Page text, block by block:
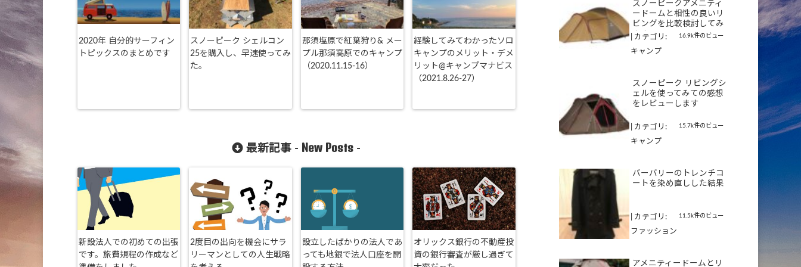
2020年 自分的サーフィン
トピックスのまとめです
スノーピーク シェルコン
25を購入し、早速使ってみ
た。
那須塩原で紅葉狩り& メー
プル那須高原でのキャンプ
（2020.11.15-16）
経験してみてわかったソロ
キャンプのメリット・デメ
リット@キャンプマナビス
（2021.8.26-27）
最新記事 - New Posts -
新設法人での初めての出張
です。旅費規程の作成など
2度目の出向を機会にサラ
リーマンとしての人生戦略
設立したばかりの法人であ
っても地銀で法人口座を開
オリックス銀行の不動産投
資の銀行審査が厳し過ぎて
スノーピークアメニティ
ードームと相性の良いリ
ビングを比較検討してみ
ます
16.9k件のビュー
カテゴリ:
キャンプ
スノーピーク リビングシ
ェルを使ってみての感想
をレビューします
15.7k件のビュー
カテゴリ:
キャンプ
バーバリーのトレンチコ
ートを染め直しした結果
11.5k件のビュー
カテゴリ:
ファッション
アメニティードームとリ